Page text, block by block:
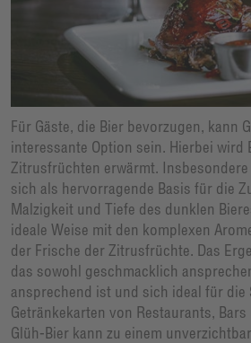
Für Gäste, die Bier bevorzugen, kann
interessante Option sein. Hierbei wird
Zitrusfrüchten erwärmt.
sich als hervorragende Basis für die
Malzigkeit und Tiefe des dunklen
ideale Weise mit den komplexen
der Frische der Zitrusfrüchte. Das
das sowohl geschmacklich
ansprechend ist und sich ideal für die
Getränkekarten von Restaurants,
Glüh-Bier kann zu einem